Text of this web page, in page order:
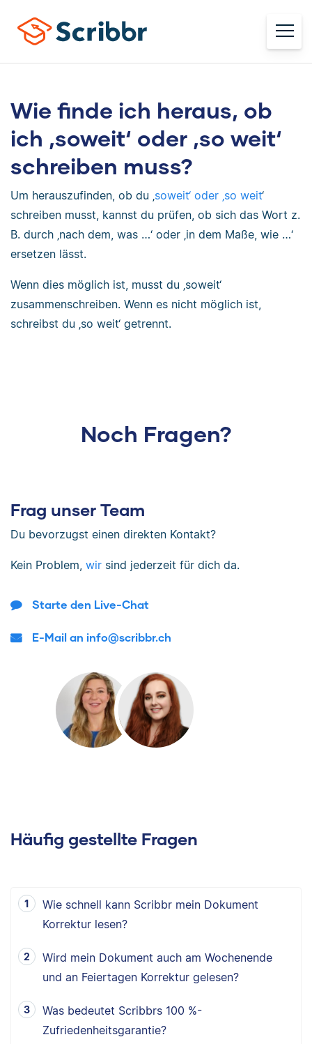
Wie finde ich heraus, ob
ich ‚soweit‘ oder ‚so weit‘
schreiben muss?
Um herauszufinden, ob du ‚soweit‘ oder ‚so weit‘
schreiben musst, kannst du prüfen, ob sich das Wort z.
B. durch ‚nach dem, was …‘ oder ‚in dem Maße, wie …‘
ersetzen lässt.
Wenn dies möglich ist, musst du ‚soweit‘
zusammenschreiben. Wenn es nicht möglich ist,
schreibst du ‚so weit‘ getrennt.
Noch Fragen?
Frag unser Team
Du bevorzugst einen direkten Kontakt?
Kein Problem, wir sind jederzeit für dich da.
Starte den Live-Chat
E-Mail an info@scribbr.ch
Häufig gestellte Fragen
Wie schnell kann Scribbr mein Dokument
Korrektur lesen?
Wird mein Dokument auch am Wochenende
und an Feiertagen Korrektur gelesen?
Was bedeutet Scribbrs 100 %-
Zufriedenheitsgarantie?